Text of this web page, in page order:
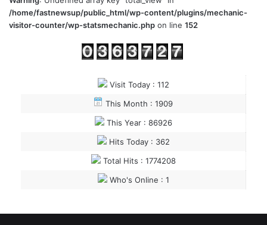
/home/fastnewsup/public_html/wp-content/plugins/mechanic-
visitor-counter/wp-statsmechanic.php on line 152
Visit Today : 112
This Month : 1909
This Year : 86926
Hits Today : 362
Total Hits : 1774208
Who's Online : 1